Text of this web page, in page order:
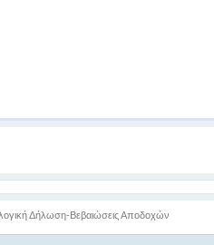
Δήλωση-Βεβαιώσεις Αποδοχών